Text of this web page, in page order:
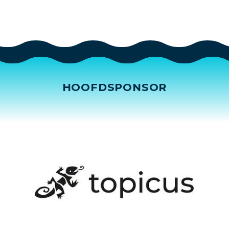
HOOFDSPONSOR